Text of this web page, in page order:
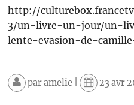
http://
3/un-livre-un-jour/un-
lente-evasion-de-
paramelie| 23 avr